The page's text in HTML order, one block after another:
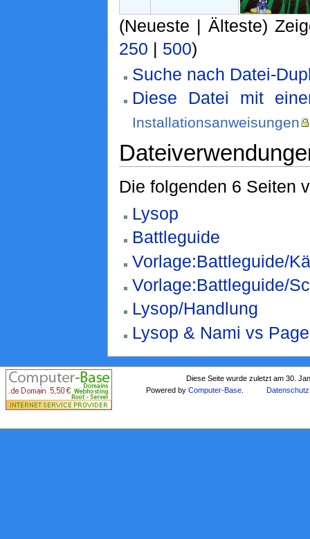
(Neueste | Älteste)
250 | 500)
Suche nach Datei-
Diese Datei mit
Installationsanweisungen
Die folgenden 6 Seiten
Lysop
Battleguide
Vorlage:Battleguide/
Vorlage:Battleguide/
Lysop/Handlung
Lysop & Nami vs
Diese Seite wurde zuletzt am 30.
Powered byComputer-Base Datenschutz